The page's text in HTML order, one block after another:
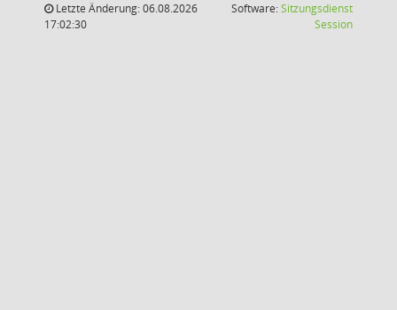
Letzte Änderung: 06.08.2026
17:02:30
Software:Sitzungsdienst
Session(Wird in